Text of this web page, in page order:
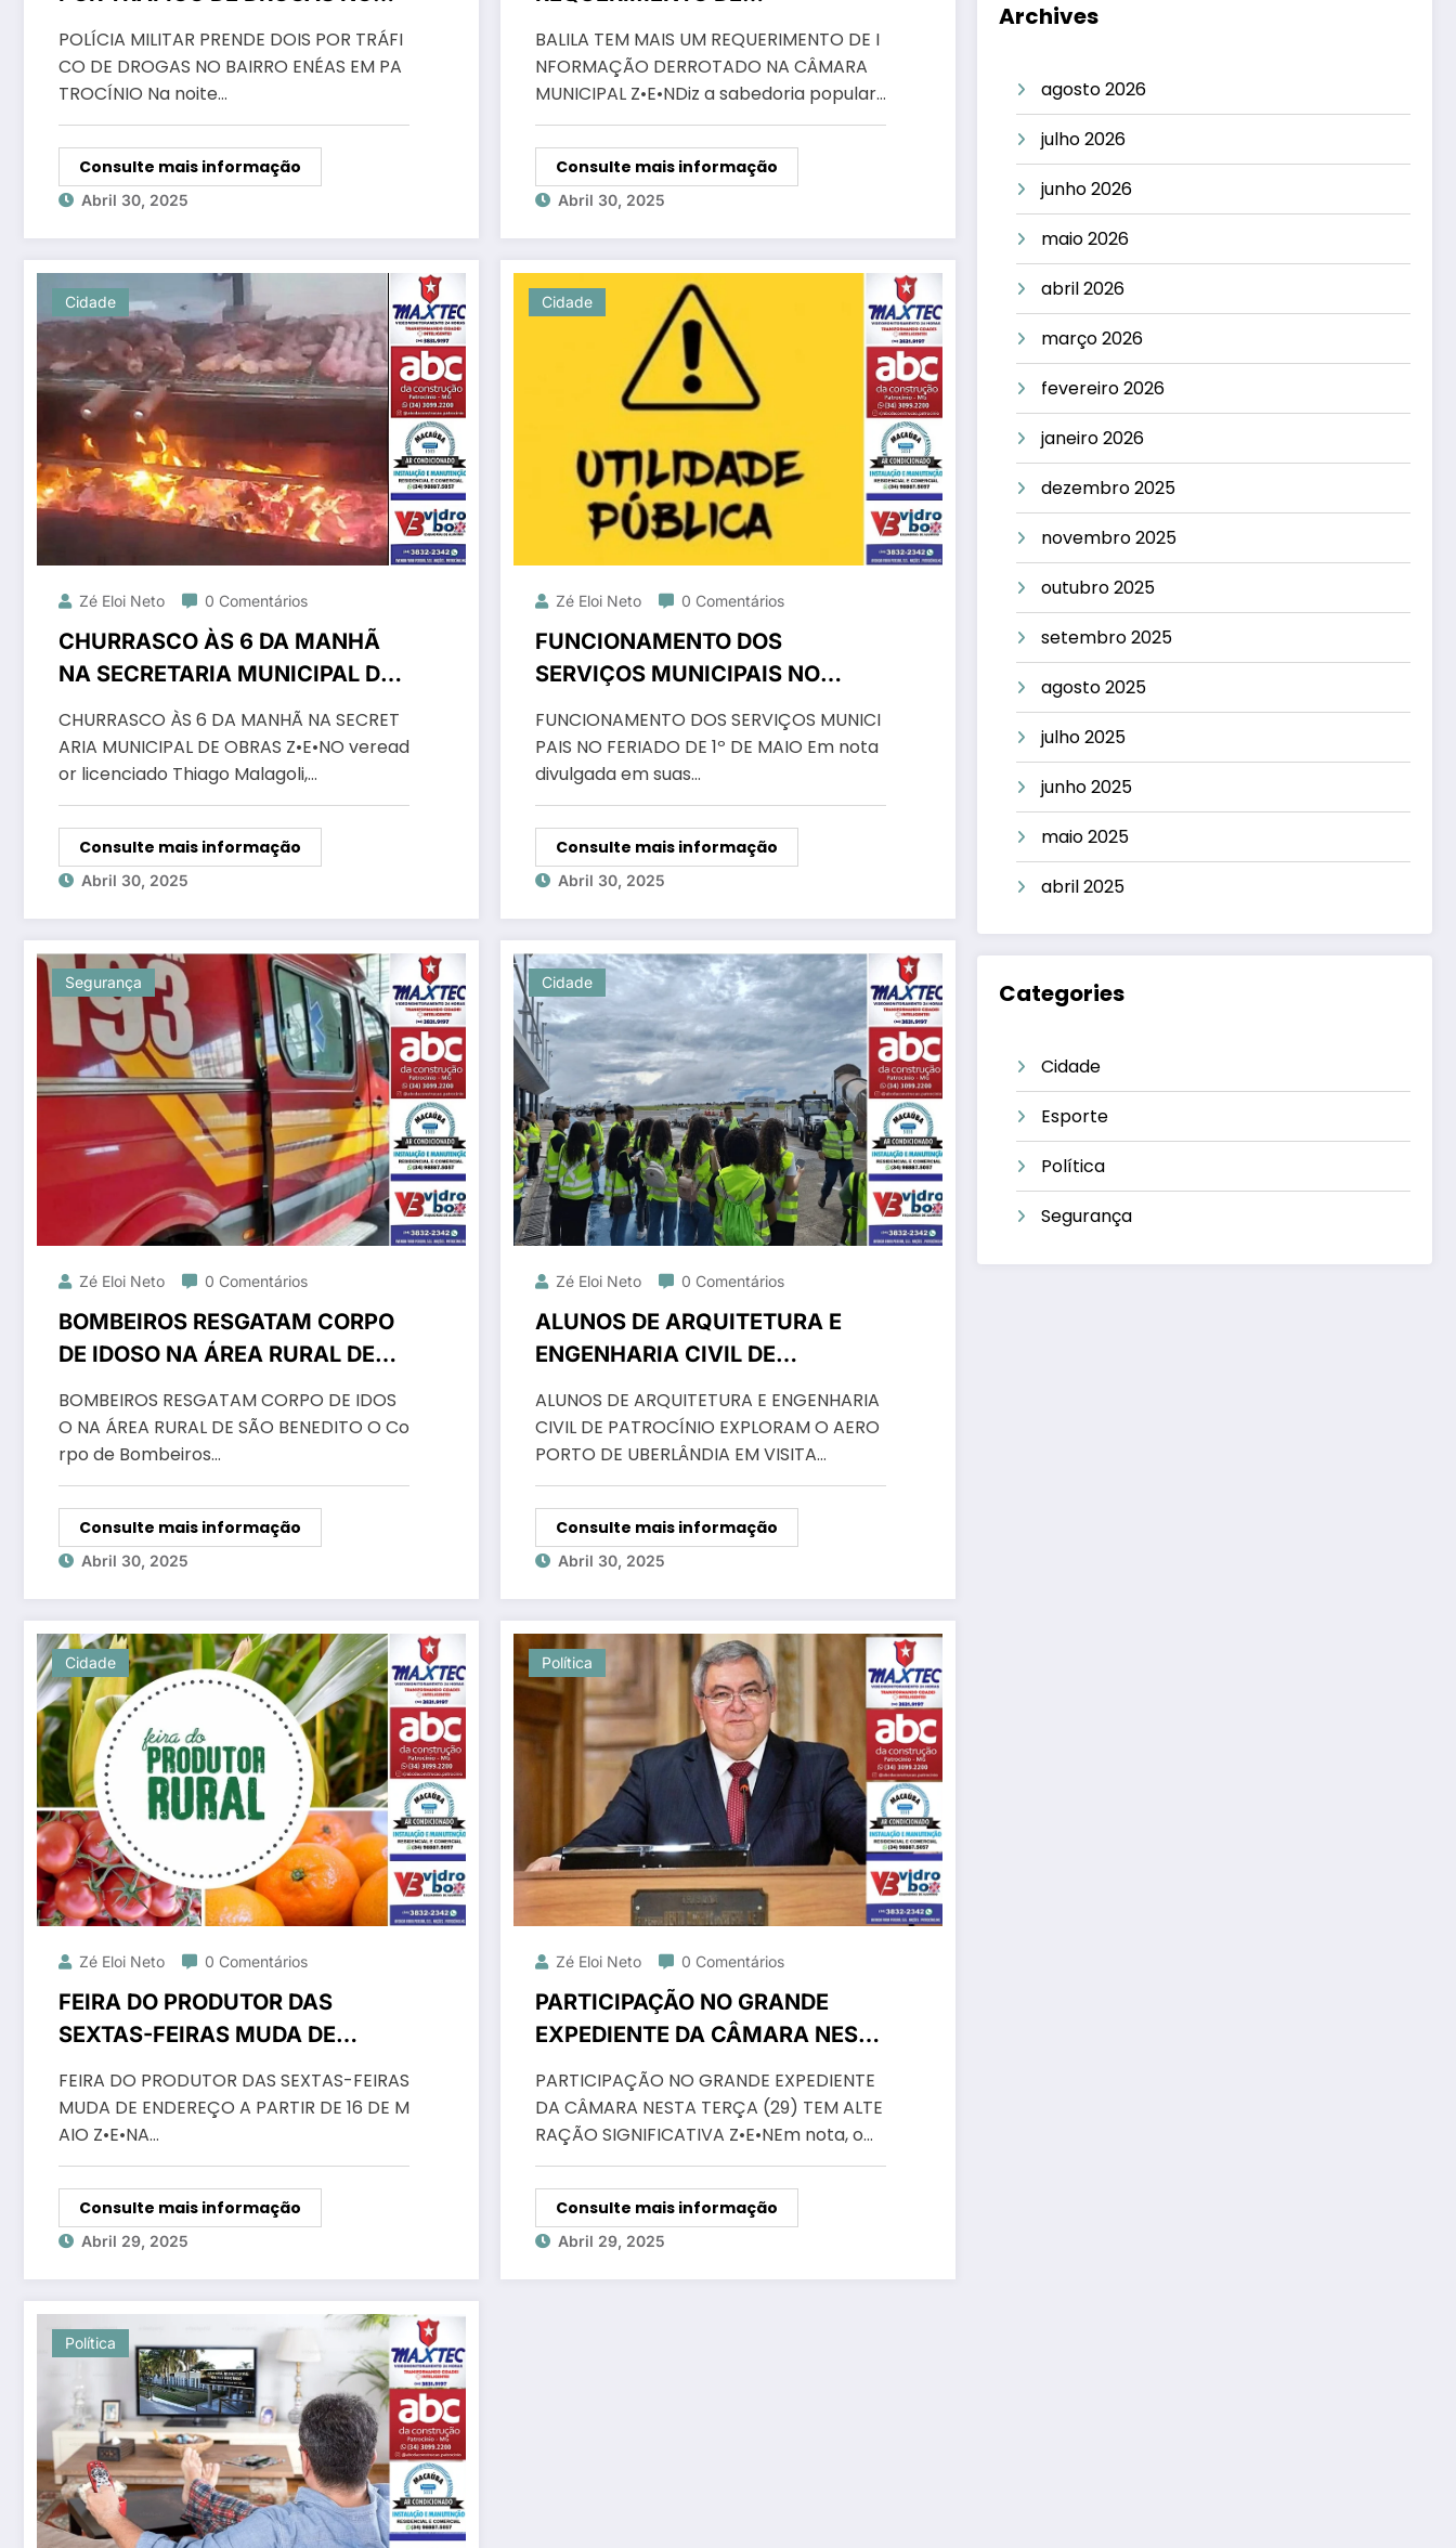
BAIRRO ENÉAS EM PATROCÍNIO
POLÍCIA MILITAR PRENDE DOIS POR TRÁFI
CO DE DROGAS NO BAIRRO ENÉAS EM PA
TROCÍNIO Na noite…
Consulte mais informação
Abril 30, 2025
CÂMARA MUNICIPAL
BALILA TEM MAIS UM REQUERIMENTO DE I
NFORMAÇÃO DERROTADO NA CÂMARA
MUNICIPAL Z•E•NDiz a sabedoria popular…
Consulte mais informação
Abril 30, 2025
Cidade
Zé Eloi Neto 0 Comentários
CHURRASCO ÀS 6 DA MANHÃ
NA SECRETARIA MUNICIPAL DE
CHURRASCO ÀS 6 DA MANHÃ NA SECRET
ARIA MUNICIPAL DE OBRAS Z•E•NO veread
or licenciado Thiago Malagoli,…
Consulte mais informação
Abril 30, 2025
Cidade
Zé Eloi Neto 0 Comentários
FUNCIONAMENTO DOS
SERVIÇOS MUNICIPAIS NO
FUNCIONAMENTO DOS SERVIÇOS MUNICI
PAIS NO FERIADO DE 1º DE MAIO Em nota
divulgada em suas…
Consulte mais informação
Abril 30, 2025
Segurança
Zé Eloi Neto 0 Comentários
BOMBEIROS RESGATAM CORPO
DE IDOSO NA ÁREA RURAL DE
BOMBEIROS RESGATAM CORPO DE IDOS
O NA ÁREA RURAL DE SÃO BENEDITO O Co
rpo de Bombeiros…
Consulte mais informação
Abril 30, 2025
Cidade
Zé Eloi Neto 0 Comentários
ALUNOS DE ARQUITETURA E
ENGENHARIA CIVIL DE
AEROPORTO DE UBERLÂNDIA EM
VISITA TÉCNICA
ALUNOS DE ARQUITETURA E ENGENHARIA
CIVIL DE PATROCÍNIO EXPLORAM O AERO
PORTO DE UBERLÂNDIA EM VISITA…
Consulte mais informação
Abril 30, 2025
Cidade
Zé Eloi Neto 0 Comentários
FEIRA DO PRODUTOR DAS
SEXTAS-FEIRAS MUDA DE
MAIO
FEIRA DO PRODUTOR DAS SEXTAS-FEIRAS
MUDA DE ENDEREÇO A PARTIR DE 16 DE M
AIO Z•E•NA…
Consulte mais informação
Abril 29, 2025
Política
Zé Eloi Neto 0 Comentários
PARTICIPAÇÃO NO GRANDE
EXPEDIENTE DA CÂMARA NESTA
TERÇA (29) TEM ALTERAÇÃO
SIGNIFICATIVA
PARTICIPAÇÃO NO GRANDE EXPEDIENTE
DA CÂMARA NESTA TERÇA (29) TEM ALTE
RAÇÃO SIGNIFICATIVA Z•E•NEm nota, o…
Consulte mais informação
Abril 29, 2025
Política
Archives
agosto 2026
julho 2026
junho 2026
maio 2026
abril 2026
março 2026
fevereiro 2026
janeiro 2026
dezembro 2025
novembro 2025
outubro 2025
setembro 2025
agosto 2025
julho 2025
junho 2025
maio 2025
abril 2025
Categories
Cidade
Esporte
Política
Segurança